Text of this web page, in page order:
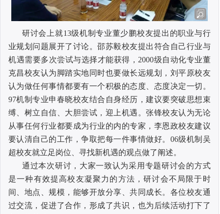
研讨会上就13级机制专业董少鹏校友提出的职业与行
业规划问题展开了讨论。邵苏毅校友提出符合自己行业与
机遇需要多次尝试与选择才能获得， 2000级自动化专业董
克昌校友认为脚踏实地同时也要做长远规划，刘平原校友
认为做任何事情都要有一个积极的态度、态度决定一切。
97机制专业申春晓校友结合自身经历，建议要突破思想束
缚、树立自信、大胆尝试，迎上机遇。张锋校友认为无论
从事任何行业都要成为行业的内的专家，李恩政校友建议
要认清自己的工作，争取把每一件事情做好。 06级机制吴
超校友就立足岗位、寻找新机遇的观点做了阐述。
通过本次研讨，大家一致认为采用专题研讨会的方式
是一种有效提高校友凝聚力的方法，研讨会不局限于时
间、地点、规模，能够开放分享、共同成长。各位校友通
过交流，促进了合作，形成了共识，也为后续活动打下了